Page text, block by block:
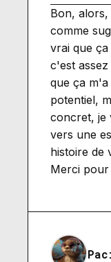
Bon, alors,
comme
vrai que
c'est
que ça
potentiel,
concret, je
vers une
histoire de
Merci pour